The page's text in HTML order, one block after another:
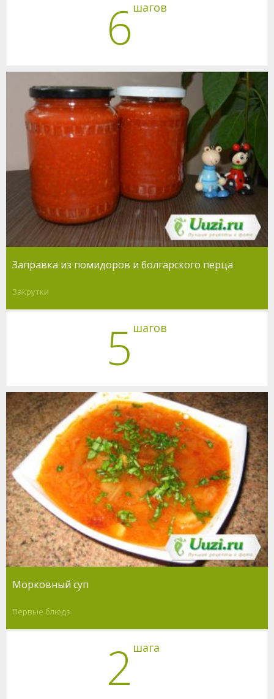
6 шагов
Заправка из помидоров и болгарского перца
Закрутки
5 шагов
Морковный суп
Первые блюда
2 шага